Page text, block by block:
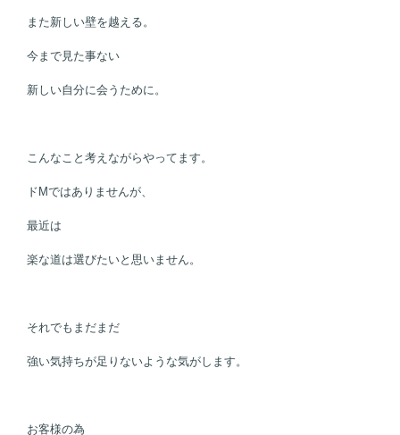
また新しい壁を越える。
今まで見た事ない
新しい自分に会うために。
こんなこと考えながらやってます。
ドMではありませんが、
最近は
楽な道は選びたいと思いません。
それでもまだまだ
強い気持ちが足りないような気がします。
お客様の為